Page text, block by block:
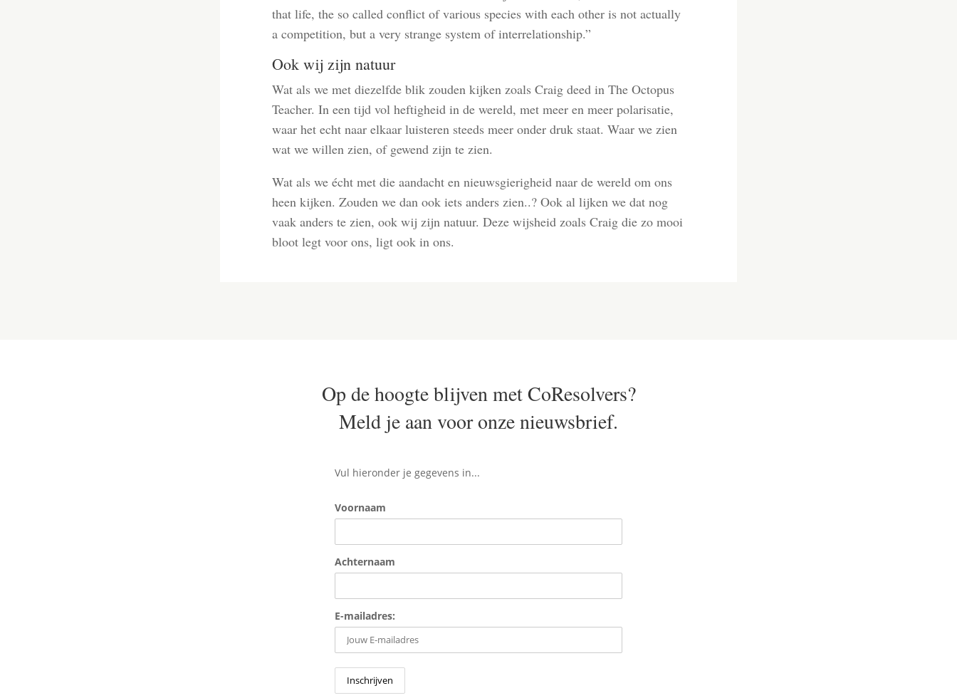
that life, the so called conflict of various species with each other is not actually
a competition, but a very strange system of interrelationship.”
Ook wij zijn natuur
Wat als we met diezelfde blik zouden kijken zoals Craig deed in The Octopus
Teacher. In een tijd vol heftigheid in de wereld, met meer en meer polarisatie,
waar het echt naar elkaar luisteren steeds meer onder druk staat. Waar we zien
wat we willen zien, of gewend zijn te zien.
Wat als we écht met die aandacht en nieuwsgierigheid naar de wereld om ons
heen kijken. Zouden we dan ook iets anders zien..? Ook al lijken we dat nog
vaak anders te zien, ook wij zijn natuur. Deze wijsheid zoals Craig die zo mooi
bloot legt voor ons, ligt ook in ons.
Op de hoogte blijven met CoResolvers?
Meld je aan voor onze nieuwsbrief.
Vul hieronder je gegevens in...
Voornaam
Achternaam
E-mailadres: